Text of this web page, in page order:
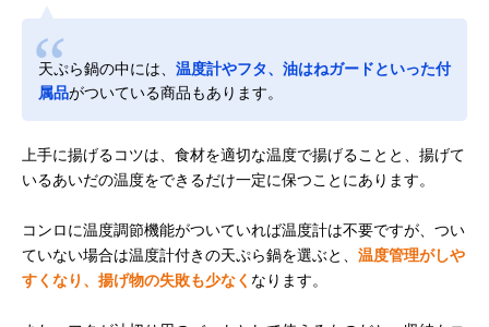
天ぷら鍋の中には、 温度計やフタ、油はねガードといった付
属品がついている商品もあります。
上手に揚げるコツは、食材を適切な温度で揚げることと、揚げて
いるあいだの温度をできるだけ一定に保つことにあります。
コンロに温度調節機能がついていれば温度計は不要ですが、つい
ていない場合は温度計付きの天ぷら鍋を選ぶと、 温度管理がしや
すくなり、揚げ物の失敗も少なく なります。